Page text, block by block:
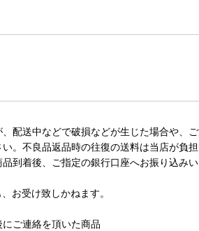
配送中などで破損などが生じた場合や
。不良品返品時の往復の送料は当店が
到着後、ご指定の銀行口座へお振り込みい
お受け致しかねます。
ご連絡を頂いた商品